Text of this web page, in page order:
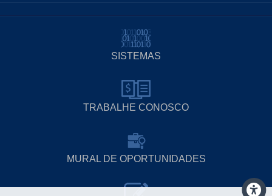
SISTEMAS
TRABALHE CONOSCO
MURAL DE OPORTUNIDADES